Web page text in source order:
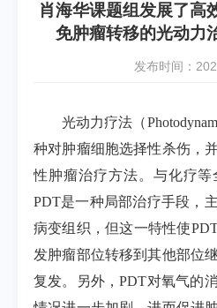
肖海华课题组发展了高
免肿瘤转移的光动力
发布时间：
光动力疗法（
种对肿瘤细胞选择性杀伤，
性肿瘤治疗方法。与化疗等
PDT是一种局部治疗手段，
病变组织，但这一特性使
发肿瘤部位转移到其他部位
复发。另外，PDT对氧气的